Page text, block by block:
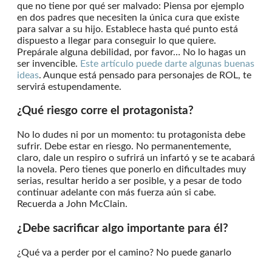
que no tiene por qué ser malvado: Piensa por ejemplo
en dos padres que necesiten la única cura que existe
para salvar a su hijo. Establece hasta qué punto está
dispuesto a llegar para conseguir lo que quiere.
Prepárale alguna debilidad, por favor… No lo hagas un
ser invencible. Este artículo puede darte algunas buenas
ideas. Aunque está pensado para personajes de ROL, te
servirá estupendamente.
¿Qué riesgo corre el protagonista?
No lo dudes ni por un momento: tu protagonista debe
sufrir. Debe estar en riesgo. No permanentemente,
claro, dale un respiro o sufrirá un infartó y se te acabará
la novela. Pero tienes que ponerlo en dificultades muy
serias, resultar herido a ser posible, y a pesar de todo
continuar adelante con más fuerza aún si cabe.
Recuerda a John McClain.
¿Debe sacrificar algo importante para él?
¿Qué va a perder por el camino? No puede ganarlo